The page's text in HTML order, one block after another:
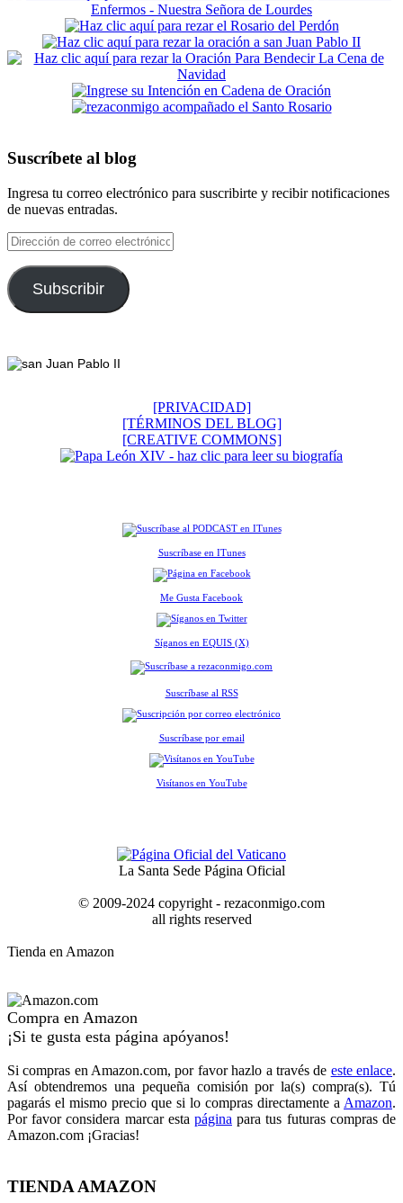
Suscríbete al blog
Ingresa tu correo electrónico para suscribirte y recibir notificaciones
de nuevas entradas.
Dirección
de
correo
electrónico
Subscribir
[PRIVACIDAD]
[TÉRMINOS DEL BLOG]
[CREATIVE COMMONS]
Suscríbase en ITunes
Me Gusta Facebook
Síganos en EQUIS (X)
Suscríbase al RSS
Suscríbase por email
Visítanos en YouTube
La Santa Sede Página Oficial
© 2009-2024 copyright - rezaconmigo.com
all rights reserved
Tienda en Amazon
Compra en Amazon
¡Si te gusta esta página apóyanos!
Si compras en Amazon.com, por favor hazlo a través de este enlace.
Así obtendremos una pequeña comisión por la(s) compra(s). Tú
pagarás el mismo precio que si lo compras directamente a Amazon.
Por favor considera marcar esta página para tus futuras compras de
Amazon.com ¡Gracias!
TIENDA AMAZON